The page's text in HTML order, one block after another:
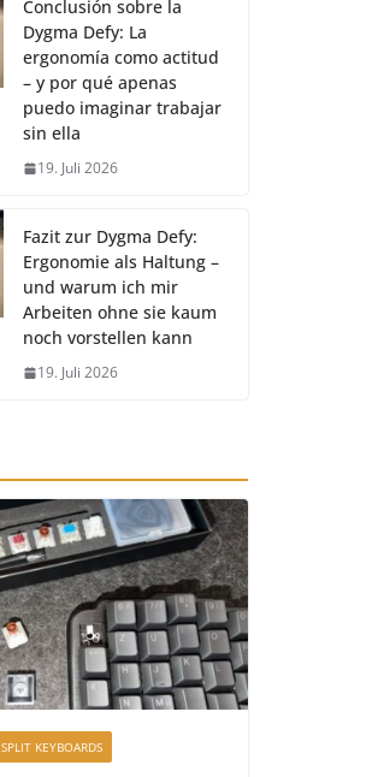
Conclusión sobre la
Dygma Defy: La
ergonomía como actitud
– y por qué apenas
puedo imaginar trabajar
sin ella
19. Juli 2026
Fazit zur Dygma Defy:
Ergonomie als Haltung –
und warum ich mir
Arbeiten ohne sie kaum
noch vorstellen kann
19. Juli 2026
SPLIT KEYBOARDS